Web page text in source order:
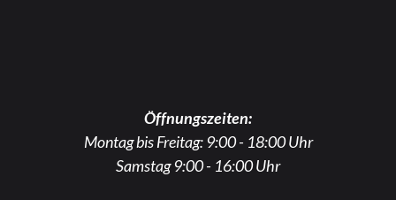
Öffnungszeiten:
Montag bis Freitag: 9:00 - 18:00 Uhr
Samstag 9:00 - 16:00 Uhr